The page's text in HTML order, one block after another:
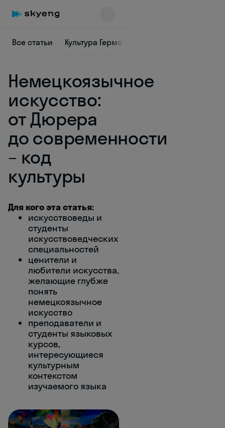
Все статьи Культура Германии
Немецкоязычное
искусство:
от Дюрера
до современности
– код
культуры
Для кого эта статья:
искусствоведы и
студенты
искусствоведческих
специальностей
ценители и
любители искусства,
желающие глубже
понять
немецкоязычное
искусство
преподаватели и
студенты языковых
курсов,
интересующиеся
культурным
контекстом
изучаемого языка
Skyeng Chat
online